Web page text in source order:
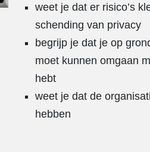
weet je dat er risico’s
schending van privacy
begrijp je dat je op
moet kunnen omgaan
hebt
weet je dat de
hebben